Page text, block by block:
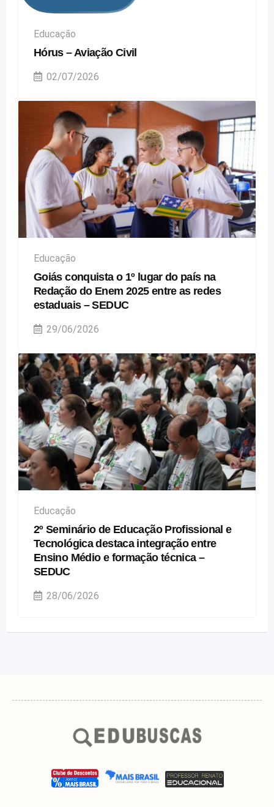
Educação
Hórus – Aviação Civil
02/07/2026
Educação
Goiás conquista o 1º lugar do país na
Redação do Enem 2025 entre as redes
estaduais – SEDUC
29/06/2026
Educação
2º Seminário de Educação Profissional e
Tecnológica destaca integração entre
Ensino Médio e formação técnica –
SEDUC
28/06/2026